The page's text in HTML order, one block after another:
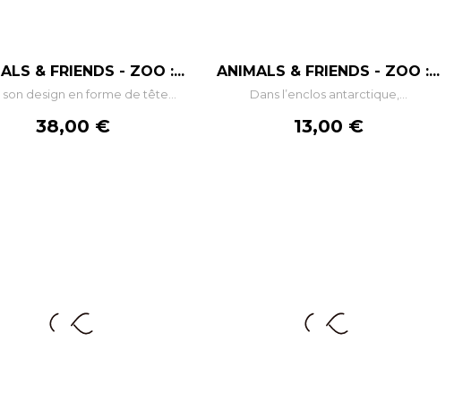
& FRIENDS - ZOO :...
design en forme de tête...
Prix
38,00 €
– + ANIMALS & FRIENDS - ZOO :...
Dans l’enclos antarctique,...
Prix
13,00 €
– +